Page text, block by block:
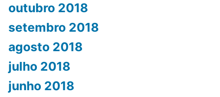
outubro 2018
setembro 2018
agosto 2018
julho 2018
junho 2018